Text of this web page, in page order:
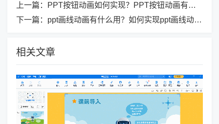
上一篇：
PPT按钮动画如何实现？PPT按钮动画有什么效果？
下一篇： ppt画线动画有什么用？如何实现ppt画线动画？
相关文章